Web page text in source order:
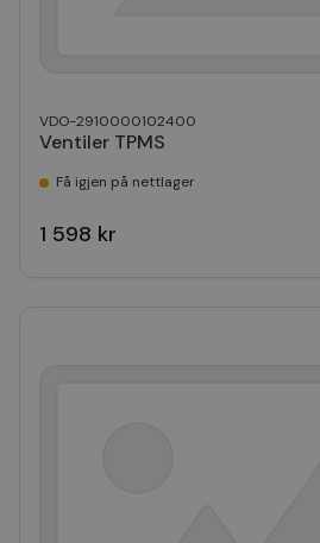
VDO-2910000102400
Ventiler TPMS
Få igjen på nettlager
1 598 kr